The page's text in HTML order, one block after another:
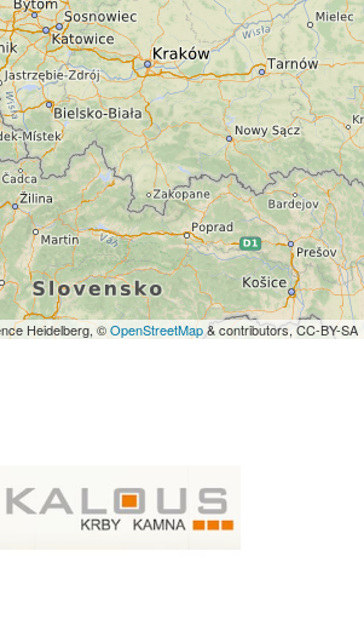
Heidelberg, ©OpenStreetMap& contributors, CC-BY-SA